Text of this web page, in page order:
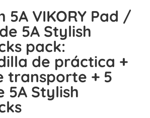
5A VIKORY Pad /
5A Stylish
pack:
de práctica +
transporte + 5
5A Stylish